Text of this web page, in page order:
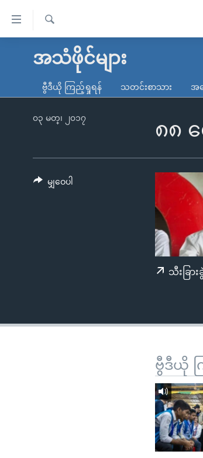
လွယ်ကူ
သည့်
ကျော်
မူလစာမျက်နှာ
ကမ္ဘာ့သတင်းများ
နိုင်ငံတကာ
တရုတ်
အစ္စရေး-ပါလက်စတိုင်း
ရပ်ဝန်းတခု လမ်းတခု အလွန်
အင်္ဂလိပ်စာလေ့လာမယ်
ရ
အသံဖိုင်များ
ဗွီဒီယို ကြည့်ရှုရန် သတင်းစာသား အ
၈၈
၀၃ မတ္၊ ၂၀၁၇
သီးခြာ
မျှဝေပါ
ဗွီဒီယို